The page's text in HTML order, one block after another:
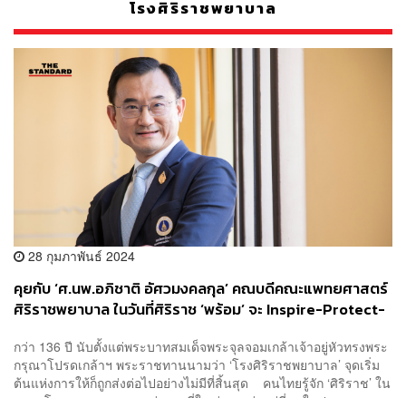
โรงศิริราชพยาบาล
28 กุมภาพันธ์ 2024
คุยกับ ‘ศ.นพ.อภิชาติ​ อัศวมงคล​กุล’​ คณบดีคณะ​แพทยศาสตร์​
ศิริราช​พยาบาล ในวันที่ศิริราช ‘พร้อม’ จะ Inspire-Protect-
คนไทย [ADVERTORIAL]
กว่า 136 ปี นับตั้งแต่พระบาทสมเด็จพระจุลจอมเกล้าเจ้าอยู่หัวทรงพระ
กรุณาโปรดเกล้าฯ พระราชทานนามว่า ‘โรงศิริราชพยาบาล’ จุดเริ่ม
ต้นแห่งการให้ก็ถูกส่งต่อไปอย่างไม่มีที่สิ้นสุด คนไทยรู้จัก ‘ศิริราช’ ใน